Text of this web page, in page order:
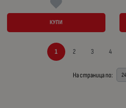
КУПИ
1 2 3 4
На страница по: